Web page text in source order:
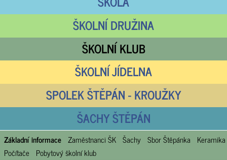
ŠKOLNÍ DRUŽINA
ŠKOLNÍ KLUB
ŠKOLNÍ JÍDELNA
SPOLEK ŠTĚPÁN - KROUŽKY
ŠACHY ŠTĚPÁN
Základní informace Zaměstnanci ŠK Šachy Sbor Štěpánka
Keramika
Počítače
Pobytový školní klub